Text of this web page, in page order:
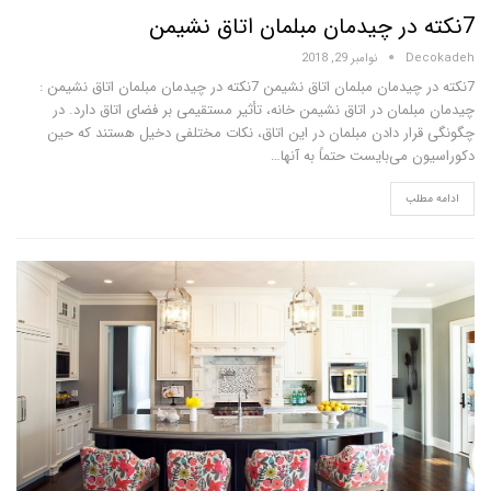
نوامبر 29, 2018
7نکته در چیدمان مبلمان اتاق نشیمن 7نکته در چیدمان مبلمان اتاق نشیمن :
در اتاق نشیمن خانه، تأثیر مستقیمی بر فضای اتاق دارد. در
دادن مبلمان در این اتاق، نکات مختلفی دخیل هستند که حین
می‌بایست حتماً به آنها…